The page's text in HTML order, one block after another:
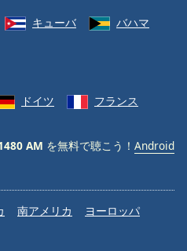
キューバ
バハマ
ドイツ フランス
AM を無料で聴こう！ Android
南アメリカ
ヨーロッパ